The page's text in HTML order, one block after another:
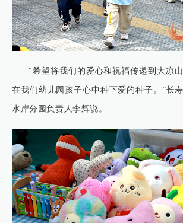
“希望将我们的爱心和祝福传递到大凉
在我们幼儿园孩子心中种下爱的种子。”长
水岸分园负责人李辉说。